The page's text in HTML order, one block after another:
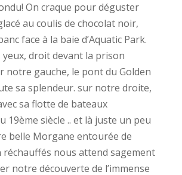
On craque pour déguster
au coulis de chocolat noir,
face à la baie d’Aquatic Park.
yeux, droit devant la prison
notre gauche, le pont du Golden
sa splendeur. sur notre droite,
sa flotte de bateaux
19ème siècle .. et là juste un peu
belle Morgane entourée de
réchauffés nous attend sagement
notre découverte de l’immense